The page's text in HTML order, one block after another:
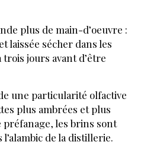
plus de main-d’oeuvre :
laissée sécher dans les
jours avant d’être
une particularité olfactive
plus ambrées et plus
préfanage, les brins sont
de la distillerie.